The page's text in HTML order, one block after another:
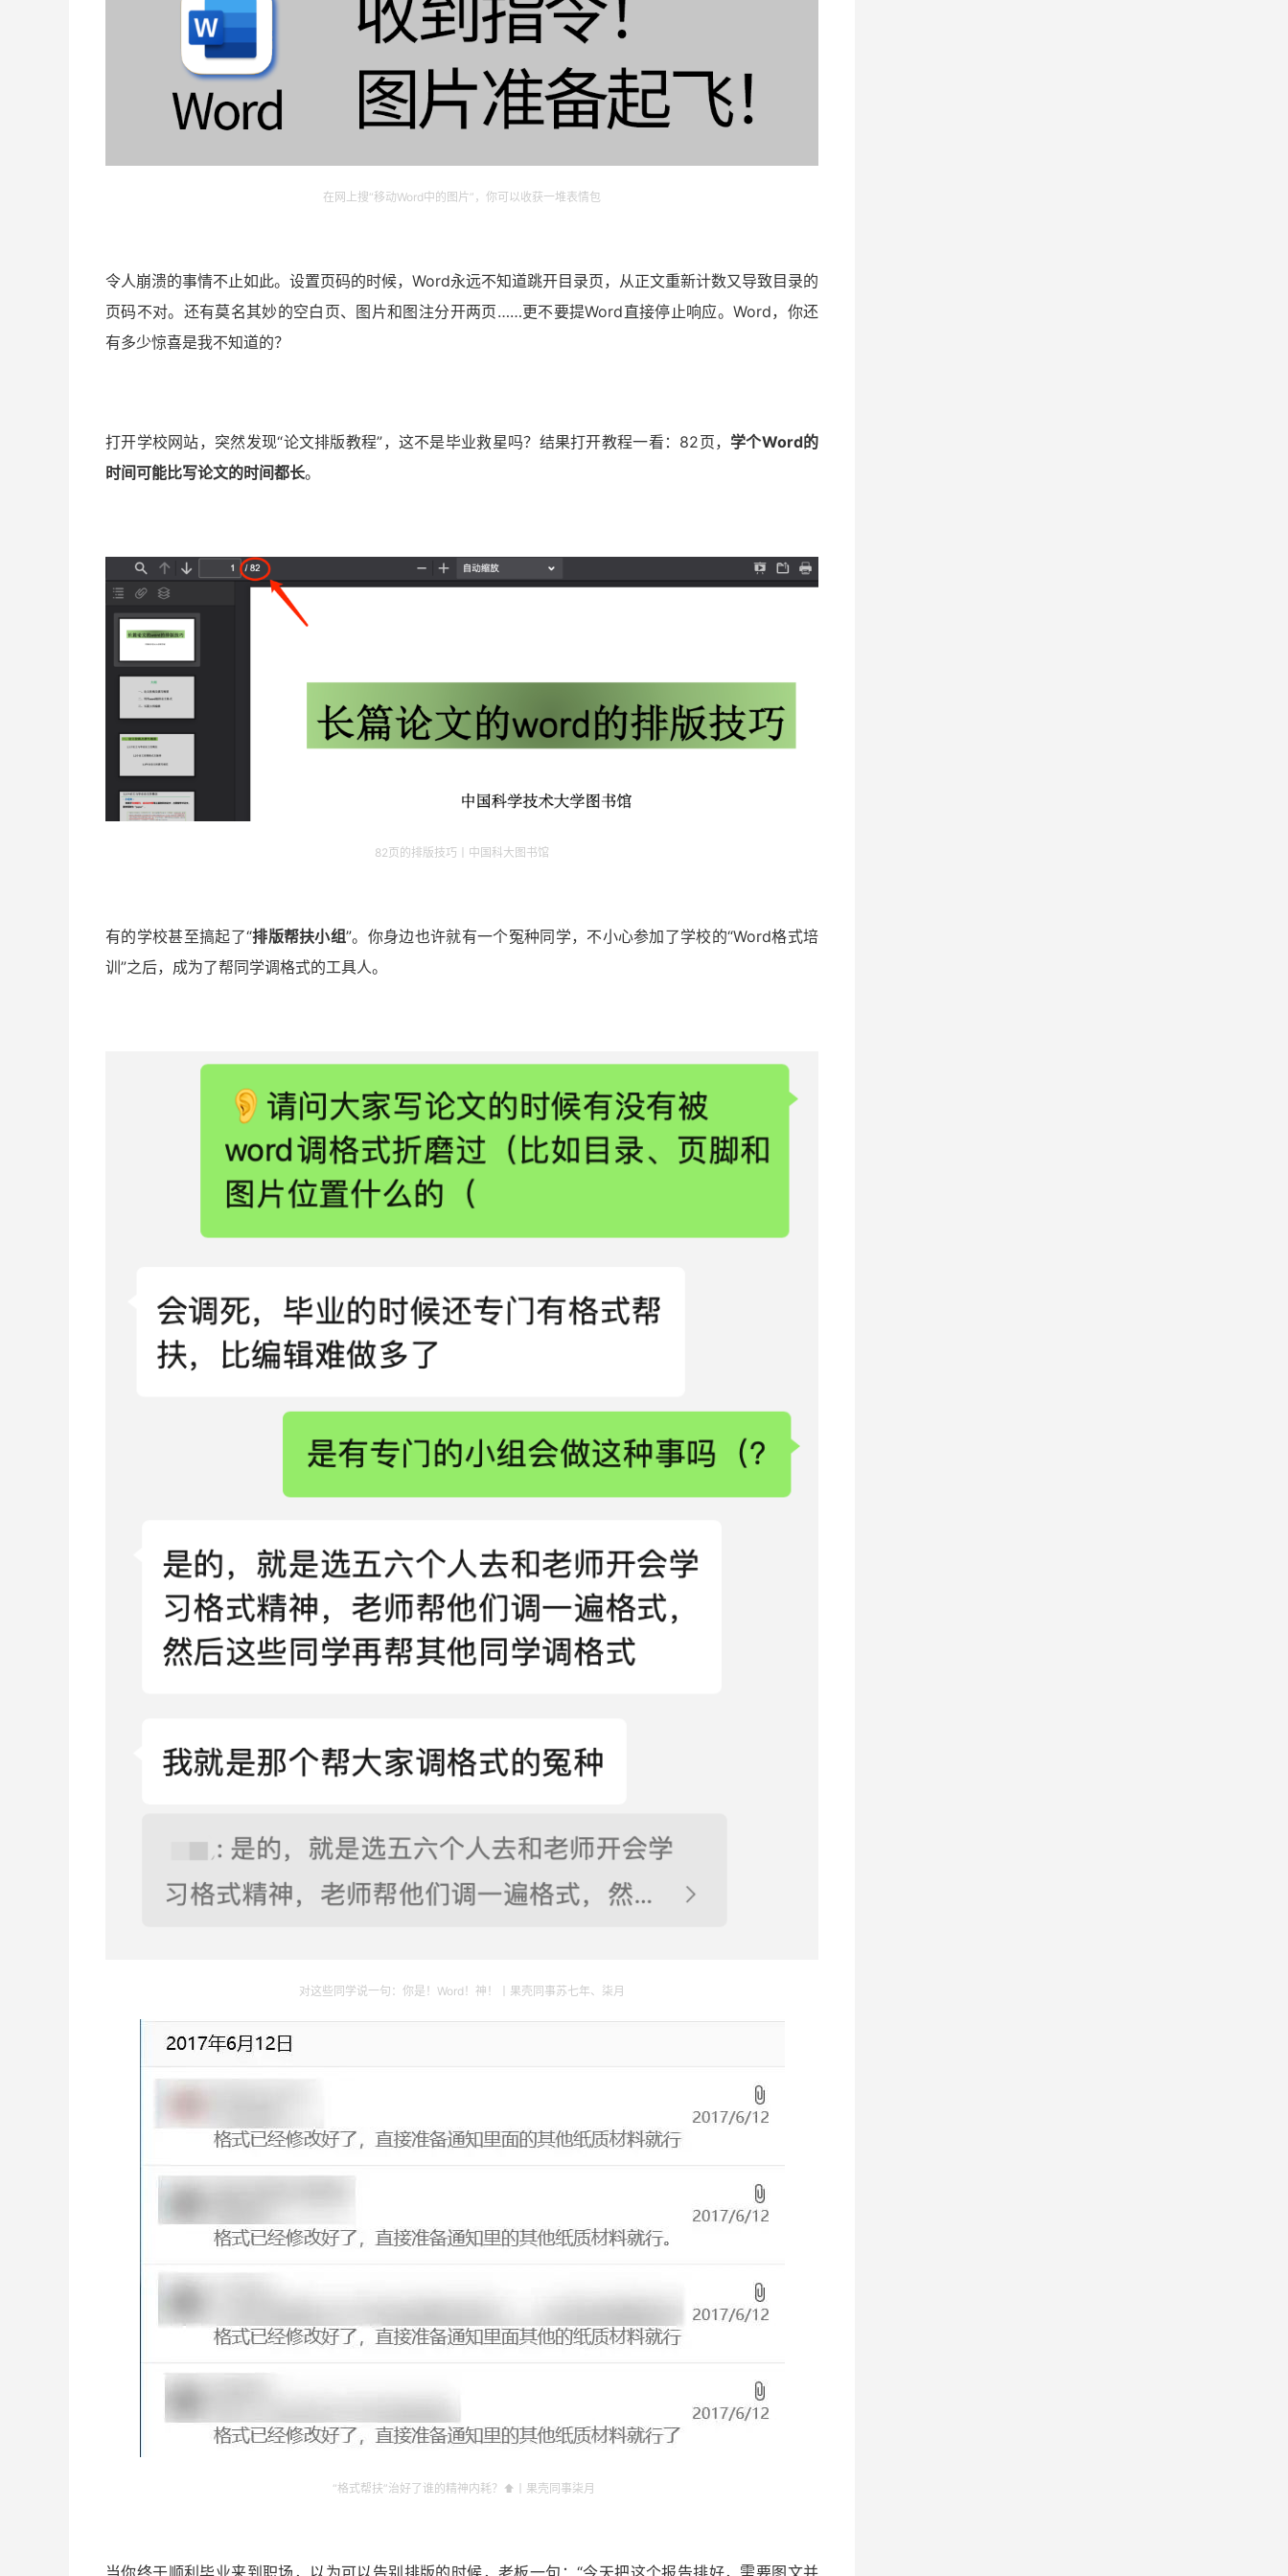
在网上搜“移动Word中的图片”，你可以收获一堆表情包
令人崩溃的事情不止如此。设置页码的时候，Word永远不知道跳开目录页，从正文重新计数又导致目录的
页码不对。还有莫名其妙的空白页、图片和图注分开两页……更不要提Word直接停止响应。Word，你还
有多少惊喜是我不知道的？
打开学校网站，突然发现“论文排版教程”，这不是毕业救星吗？结果打开教程一看：82页， 学个Word的
时间可能比写论文的时间都长。
82页的排版技巧丨中国科大图书馆
有的学校甚至搞起了“排版帮扶小组”。你身边也许就有一个冤种同学，不小心参加了学校的“Word格式培
训”之后，成为了帮同学调格式的工具人。
对这些同学说一句：你是！Word！神！丨果壳同事苏七年、柒月
“格式帮扶”治好了谁的精神内耗？⬆️丨果壳同事柒月
当你终于顺利毕业来到职场，以为可以告别排版的时候，老板一句：“今天把这个报告排好，需要图文并